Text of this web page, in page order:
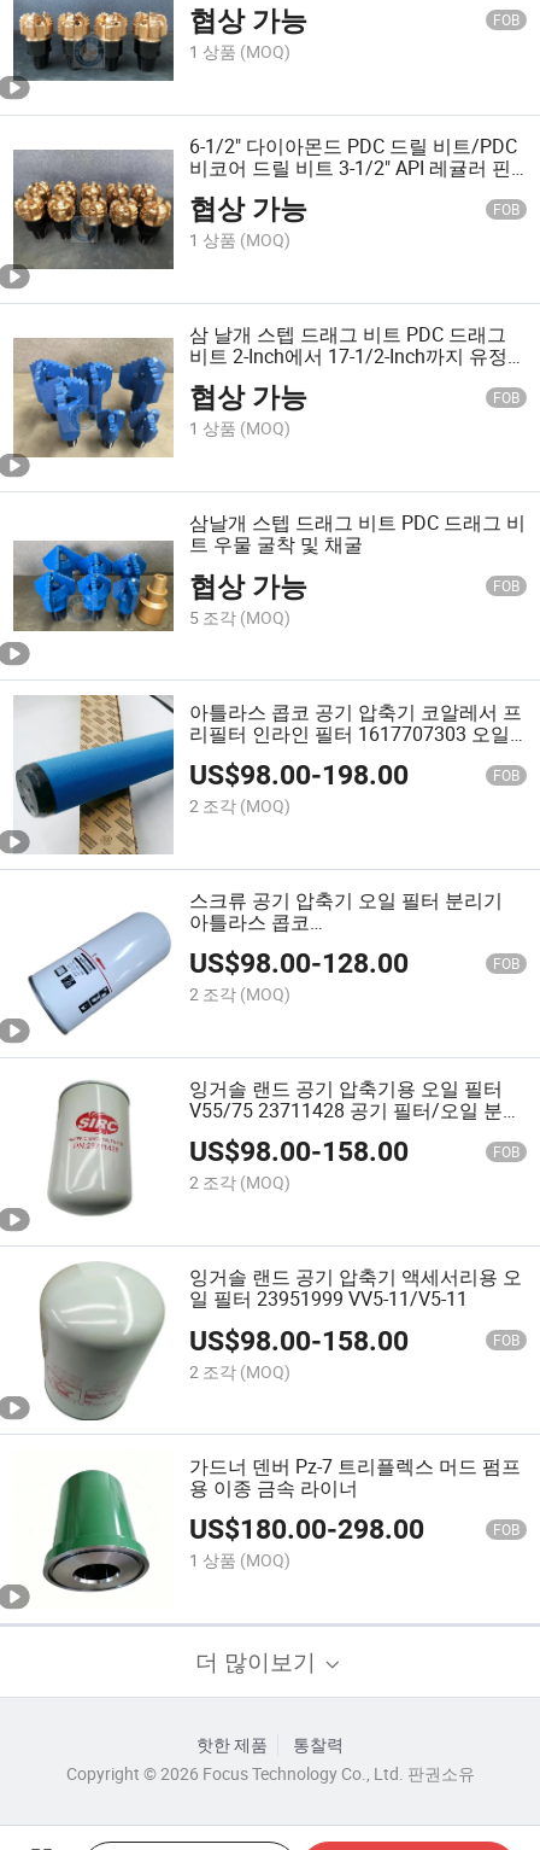
협상 가능 FOB
1 상품 (MOQ)
6-1/2" 다이아몬드 PDC 드릴 비트/PDC
비코어 드릴 비트 3-1/2" API 레귤러 핀
연결 IADC 코드 M634 (4-6 날개)
협상 가능 FOB
1 상품 (MOQ)
삼 날개 스텝 드래그 비트 PDC 드래그
비트 2-Inch에서 17-1/2-Inch까지 유정
시추 및 채굴용
협상 가능 FOB
1 상품 (MOQ)
삼날개 스텝 드래그 비트 PDC 드래그 비
트 우물 굴착 및 채굴
협상 가능 FOB
5 조각 (MOQ)
아틀라스 콥코 공기 압축기 코알레서 프
리필터 인라인 필터 1617707303 오일
필터 분리기
US$98.00-198.00 FOB
2 조각 (MOQ)
스크류 공기 압축기 오일 필터 분리기
아틀라스 콥코
1830031635/1837008004
US$98.00-128.00 FOB
2 조각 (MOQ)
잉거솔 랜드 공기 압축기용 오일 필터
V55/75 23711428 공기 필터/오일 분리
US$98.00-158.00 FOB
2 조각 (MOQ)
잉거솔 랜드 공기 압축기 액세서리용 오
일 필터 23951999 VV5-11/V5-11
US$98.00-158.00 FOB
2 조각 (MOQ)
가드너 덴버 Pz-7 트리플렉스 머드 펌프
용 이종 금속 라이너
US$180.00-298.00 FOB
1 상품 (MOQ)
더 많이보기
핫한 제품
통찰력
Copyright © 2026 Focus Technology Co., Ltd. 판권소유